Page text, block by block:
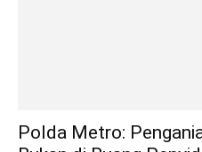
Polda Metro: